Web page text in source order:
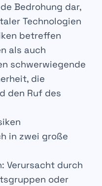
Bedrohung dar,
Technologien
betreffen
als auch
schwerwiegende
, die
den Ruf des
in zwei große
: Verursacht durch
oder